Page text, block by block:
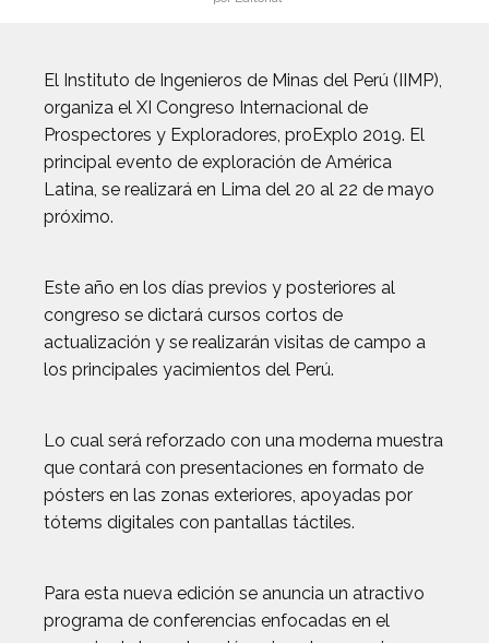
El Instituto de Ingenieros de Minas del Perú (IIMP),
organiza el XI Congreso Internacional de
Prospectores y Exploradores, proExplo 2019. El
principal evento de exploración de América
Latina, se realizará en Lima del 20 al 22 de mayo
próximo.
Este año en los días previos y posteriores al
congreso se dictará cursos cortos de
actualización y se realizarán visitas de campo a
los principales yacimientos del Perú.
Lo cual será reforzado con una moderna muestra
que contará con presentaciones en formato de
pósters en las zonas exteriores, apoyadas por
tótems digitales con pantallas táctiles.
Para esta nueva edición se anuncia un atractivo
programa de conferencias enfocadas en el